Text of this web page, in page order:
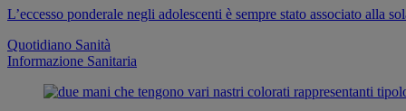
L’eccesso ponderale negli adolescenti è sempre stato associato
Quotidiano Sanità
Informazione Sanitaria